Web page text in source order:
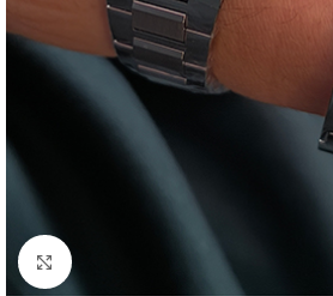
Click to enlarge